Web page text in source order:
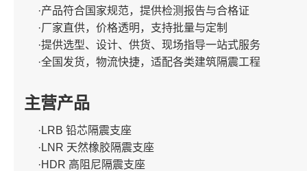
·产品符合国家规范，提供检测报告与合格证
·厂家直供，价格透明，支持批量与定制
·提供选型、设计、供货、现场指导一站式服务
·全国发货，物流快捷，适配各类建筑隔震工程
主营产品
·LRB 铅芯隔震支座
·LNR 天然橡胶隔震支座
·HDR 高阻尼隔震支座